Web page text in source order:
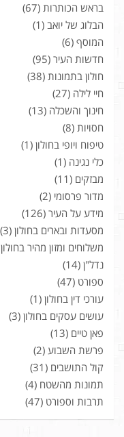
בראש הכותרות (67)
הבלוג של יואב (1)
המוסף (6)
חדשות העיר (95)
חולון בתמונות (38)
חיי לילה (27)
חינוך והשכלה (13)
חסויות (8)
טיפוח ויופי בחולון (1)
כלי נגינה (1)
מבזקים (11)
מדור פרסומי (2)
מידע על העיר (126)
מסעדות ובארים בחולון (3)
משלוחים ומזון מהיר בחולון
נדל"ן (14)
ספורט (47)
עורכי דין בחולון (1)
עושים עסקים בחולון (3)
פאן טיים (13)
פרשת השבוע (2)
קול התושבים (31)
תמונות מהשטח (4)
תרבות וספורט (47)